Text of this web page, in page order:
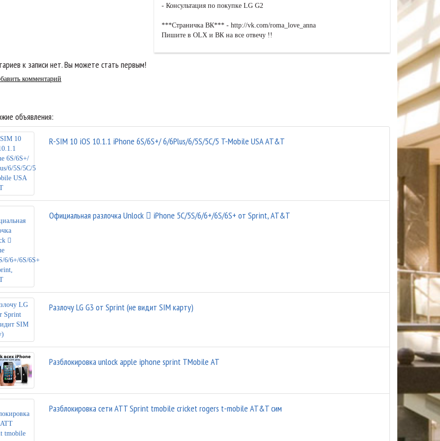
- Консультация по покупке LG G2
***Страничка ВК*** - http://vk.com/roma_love_anna
Пишите в OLX и ВК на все отвечу !!
к записи нет. Вы можете стать первым!
комментарий
объявления:
R-SIM 10 iOS 10.1.1 iPhone 6S/6S+/ 6/6Plus/6/5S/5C/5 T-Mobile USA AT&T
Официальная разлочка Unlock  iPhone 5C/5S/6/6+/6S/6S+ от Sprint, AT&T
Разлочу LG G3 от Sprint (не видит SIM карту)
Разблокировка unlock apple iphone sprint TMobile AT
Разблокировка сети ATT Sprint tmobile cricket rogers t-mobile AT&T сим